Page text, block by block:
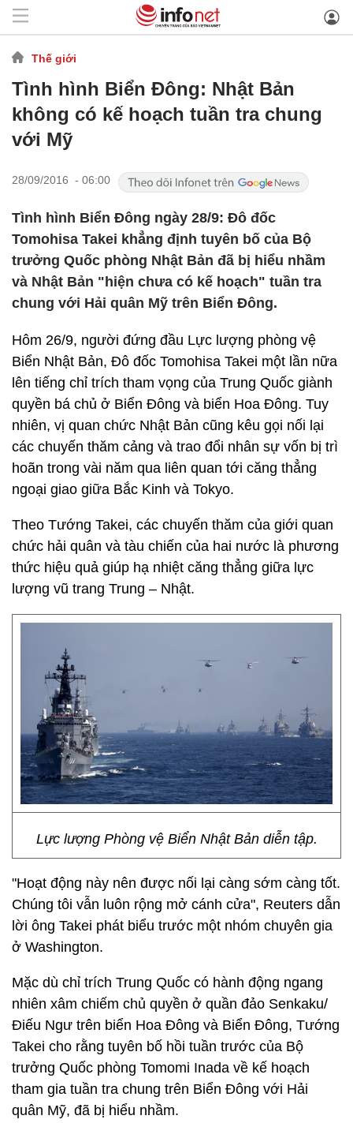
Thế giới
Tình hình Biển Đông: Nhật Bản
không có kế hoạch tuần tra chung
với Mỹ
28/09/2016 - 06:00
Tình hình Biển Đông ngày 28/9: Đô đốc
Tomohisa Takei khẳng định tuyên bố của Bộ
trưởng Quốc phòng Nhật Bản đã bị hiểu nhầm
và Nhật Bản "hiện chưa có kế hoạch" tuần tra
chung với Hải quân Mỹ trên Biển Đông.
Hôm 26/9, người đứng đầu Lực lượng phòng vệ
Biển Nhật Bản, Đô đốc Tomohisa Takei một lần nữa
lên tiếng chỉ trích tham vọng của Trung Quốc giành
quyền bá chủ ở Biển Đông và biển Hoa Đông. Tuy
nhiên, vị quan chức Nhật Bản cũng kêu gọi nối lại
các chuyến thăm cảng và trao đổi nhân sự vốn bị trì
hoãn trong vài năm qua liên quan tới căng thẳng
ngoại giao giữa Bắc Kinh và Tokyo.
Theo Tướng Takei, các chuyến thăm của giới quan
chức hải quân và tàu chiến của hai nước là phương
thức hiệu quả giúp hạ nhiệt căng thẳng giữa lực
lượng vũ trang Trung – Nhật.
Lực lượng Phòng vệ Biển Nhật Bản diễn tập.
"Hoạt động này nên được nối lại càng sớm càng tốt.
Chúng tôi vẫn luôn rộng mở cánh cửa", Reuters dẫn
lời ông Takei phát biểu trước một nhóm chuyên gia
ở Washington.
Mặc dù chỉ trích Trung Quốc có hành động ngang
nhiên xâm chiếm chủ quyền ở quần đảo Senkaku/
Điếu Ngư trên biển Hoa Đông và Biển Đông, Tướng
Takei cho rằng tuyên bố hồi tuần trước của Bộ
trưởng Quốc phòng Tomomi Inada về kế hoạch
tham gia tuần tra chung trên Biển Đông với Hải
quân Mỹ, đã bị hiểu nhầm.